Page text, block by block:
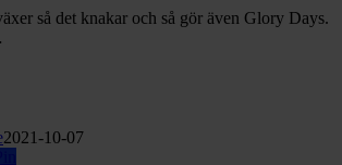
nya
så det knakar och så gör även Glory Days.
2021-10-07